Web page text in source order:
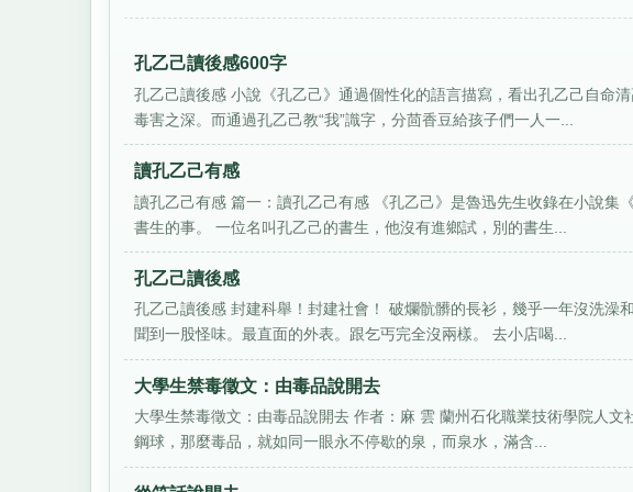
孔乙己讀後感600字
孔乙己讀後感 小說《孔乙己》通過個性化的語言描寫，看出孔乙己自命
毒害之深。而通過孔乙己教“我”識字，分茴香豆給孩子們一人一...
讀孔乙己有感
讀孔乙己有感 篇一：讀孔乙己有感 《孔乙己》是魯迅先生收錄在小說集
書生的事。 一位名叫孔乙己的書生，他沒有進鄉試，別的書生...
孔乙己讀後感
孔乙己讀後感 封建科舉！封建社會！ 破爛骯髒的長衫，幾乎一年沒洗澡
聞到一股怪味。最直面的外表。跟乞丐完全沒兩樣。 去小店喝...
大學生禁毒徵文：由毒品說開去
大學生禁毒徵文：由毒品說開去 作者：麻 雲 蘭州石化職業技術學院人
鋼球，那麼毒品，就如同一眼永不停歇的泉，而泉水，滿含...